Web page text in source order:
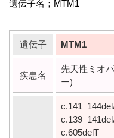
遺伝子名；MTM1
遺伝子 MTM1
疾患名
先天性ミオ
ー)
c.605delT